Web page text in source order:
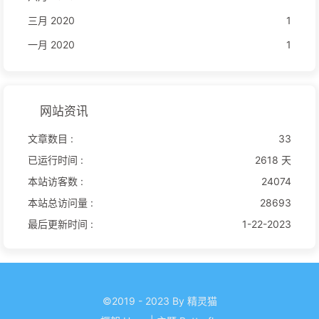
三月 2020
1
一月 2020
1
网站资讯
文章数目 :
33
已运行时间 :
2618 天
本站访客数 :
24074
本站总访问量 :
28693
最后更新时间 :
1-22-2023
©2019 - 2023 By 精灵猫